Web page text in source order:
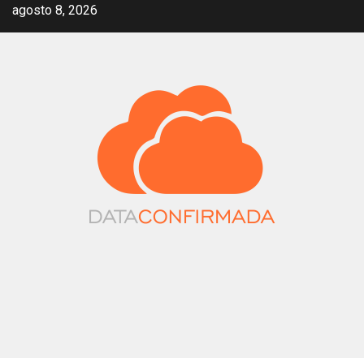
Saltar
agosto 8, 2026